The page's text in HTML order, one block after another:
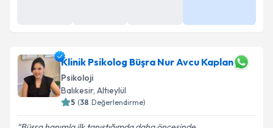
Klinik Psikolog Büşra Nur Avcu Kaplan
Psikoloji
Balıkesir, Altıeylül
Değerlendirme)